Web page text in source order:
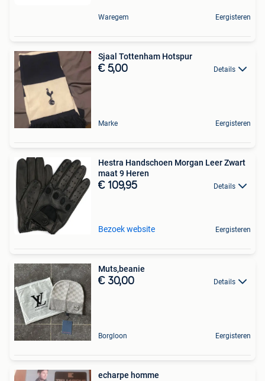
Waregem Eergisteren
Sjaal Tottenham Hotspur
€ 5,00 Details
Marke Eergisteren
Hestra Handschoen Morgan Leer Zwart
maat 9 Heren
€ 109,95 Details
Bezoek website Eergisteren
Muts,beanie
€ 30,00 Details
Borgloon Eergisteren
echarpe homme